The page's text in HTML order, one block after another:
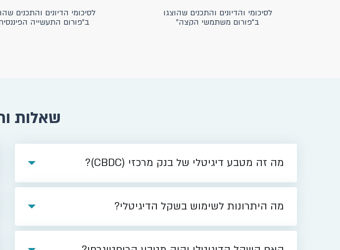
לסיכומי והדיונים והתכנים שהוצגו
ב"פורום משתמשי הקצה"
לסיכומי הדיונים והתכנים
ב"פורום התעשייה
שאלות
מה זה מטבע דיגיטלי של בנק מרכזי (CBDC)?
מה היתרונות לשימוש בשקל הדיגיטלי?